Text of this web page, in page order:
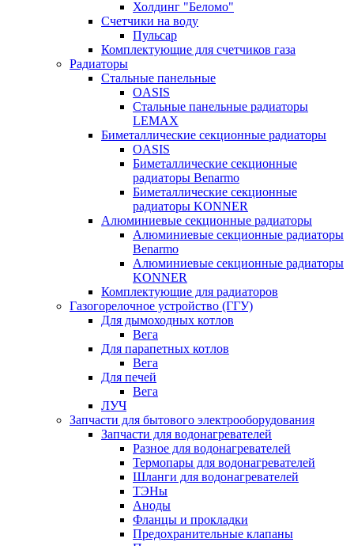
Холдинг "Беломо"
Счетчики на воду
Пульсар
Комплектующие для счетчиков газа
Радиаторы
Стальные панельные
OASIS
Стальные панельные радиаторы
LEMAX
Биметаллические секционные радиаторы
OASIS
Биметаллические секционные
радиаторы Benarmo
Биметаллические секционные
радиаторы KONNER
Алюминиевые секционные радиаторы
Алюминиевые секционные радиаторы
Benarmo
Алюминиевые секционные радиаторы
KONNER
Комплектующие для радиаторов
Газогорелочное устройство (ГГУ)
Для дымоходных котлов
Вега
Для парапетных котлов
Вега
Для печей
Вега
ЛУЧ
Запчасти для бытового электрооборудования
Запчасти для водонагревателей
Разное для водонагревателей
Термопары для водонагревателей
Шланги для водонагревателей
ТЭНы
Аноды
Фланцы и прокладки
Предохранительные клапаны